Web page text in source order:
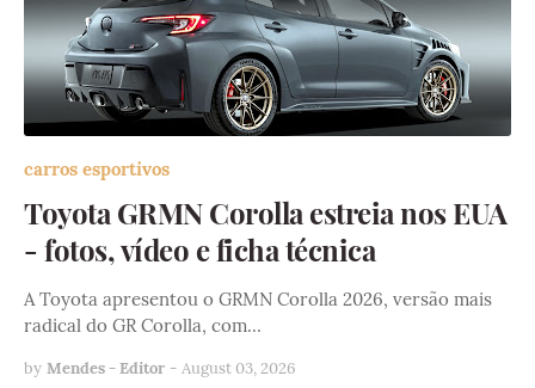
carros esportivos
Toyota GRMN Corolla estreia nos EUA
- fotos, vídeo e ficha técnica
A Toyota apresentou o GRMN Corolla 2026, versão mais
radical do GR Corolla, com…
by Mendes - Editor - August 03, 2026